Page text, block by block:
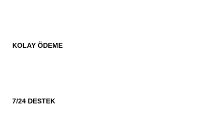
KOLAY ÖDEME
7/24 DESTEK